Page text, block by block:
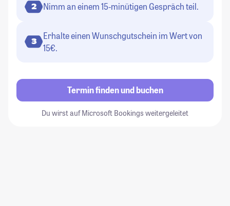
2 Nimm an einem 15-minütigen Gespräch teil.
3
Erhalte einen Wunschgutschein im Wert von
15€.
Termin finden und buchen
Du wirst auf Microsoft Bookings weitergeleitet